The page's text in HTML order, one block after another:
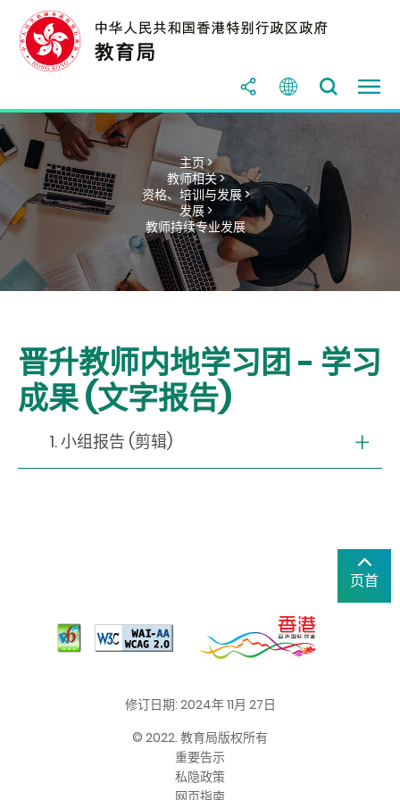
主页 >
教师相关 >
资格、培训与发展 >
发展 >
教师持续专业发展
晋升教师内地学习团 - 学习
成果 (文字报告)
1. 小组报告 (剪辑)
页首
修订日期: 2024年 11月 27日
© 2022. 教育局版权所有
重要告示
私隐政策